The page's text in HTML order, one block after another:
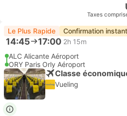
Taxes
Le Plus Rapide Confirmation
14:45 17:00 2h 15m
ALC Alicante Aéroport
ORY Paris Orly Aéroport
Classe
Vueling